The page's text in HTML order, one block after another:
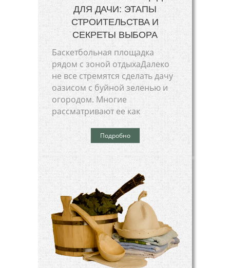
ДЛЯ ДАЧИ: ЭТАПЫ
СТРОИТЕЛЬСТВА И
СЕКРЕТЫ ВЫБОРА
Баскетбольная площадка
рядом с зоной отдыхаДалеко
не все стремятся сделать дачу
оазисом с буйной зеленью и
огородом. Многие
рассматривают ее как
Подробно